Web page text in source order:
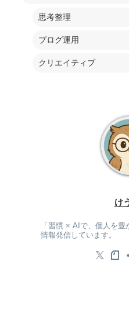
思考整理
ブログ運用
クリエイティブ
け
「習慣 × AIで、個人を
情報発信しています。